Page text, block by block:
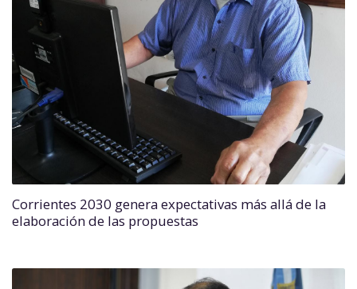
Corrientes 2030 genera expectativas más allá de la
elaboración de las propuestas